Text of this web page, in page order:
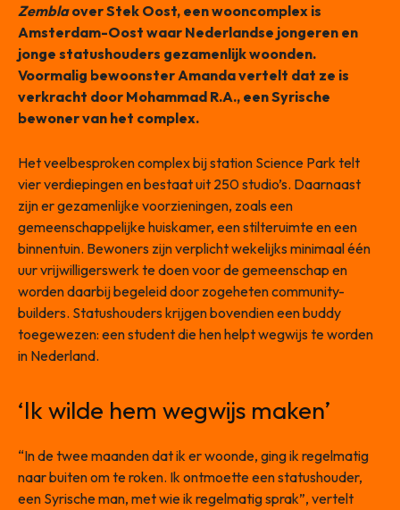
Zemblaover Stek Oost, een wooncomplex is
Amsterdam-Oost waar Nederlandse jongeren en
jonge statushouders gezamenlijk woonden.
Voormalig bewoonster Amanda vertelt dat ze is
verkracht door Mohammad R.A., een Syrische
bewoner van het complex.
Het veelbesproken complex bij station Science Park telt
vier verdiepingen en bestaat uit 250 studio’s. Daarnaast
zijn er gezamenlijke voorzieningen, zoals een
gemeenschappelijke huiskamer, een stilteruimte en een
binnentuin. Bewoners zijn verplicht wekelijks minimaal één
uur vrijwilligerswerk te doen voor de gemeenschap en
worden daarbij begeleid door zogeheten community-
builders. Statushouders krijgen bovendien een buddy
toegewezen: een student die hen helpt wegwijs te worden
in Nederland.
‘Ik wilde hem wegwijs maken’
“In de twee maanden dat ik er woonde, ging ik regelmatig
naar buiten om te roken. Ik ontmoette een statushouder,
een Syrische man, met wie ik regelmatig sprak”, vertelt